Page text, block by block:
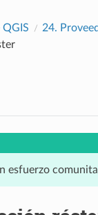
24.
esfuerzo